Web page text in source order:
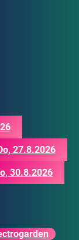
27.8.2026
30.8.2026